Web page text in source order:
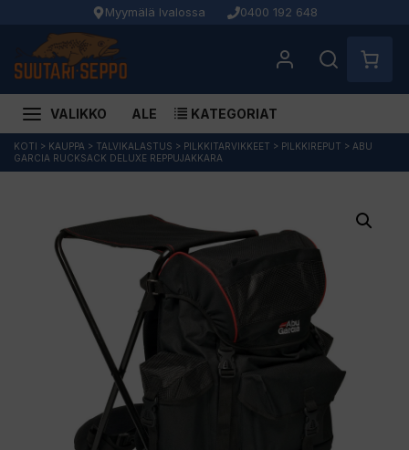
Myymälä Ivalossa 0400 192 648
VALIKKO ALE KATEGORIAT
Siirry
sisältöön
KOTI > KAUPPA > TALVIKALASTUS > PILKKITARVIKKEET > PILKKIREPUT > ABU
GARCIA RUCKSACK DELUXE REPPUJAKKARA